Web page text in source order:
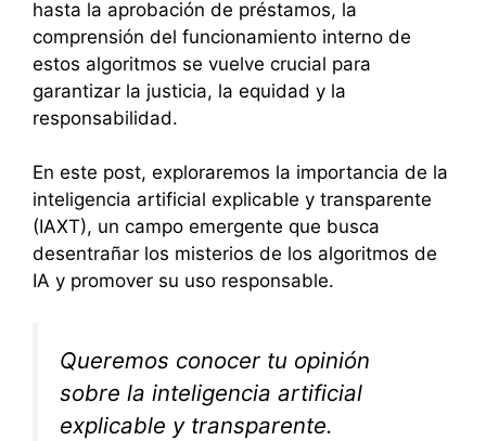
hasta la aprobación de préstamos, la
comprensión del funcionamiento interno de
estos algoritmos se vuelve crucial para
garantizar la justicia, la equidad y la
responsabilidad.
En este post, exploraremos la importancia de la
inteligencia artificial explicable y transparente
(IAXT), un campo emergente que busca
desentrañar los misterios de los algoritmos de
IA y promover su uso responsable.
Queremos conocer tu opinión
sobre la inteligencia artificial
explicable y transparente.